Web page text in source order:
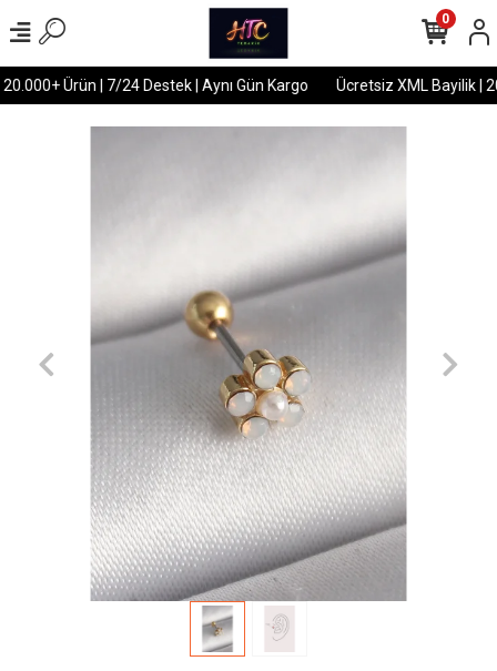
Ürün | 7/24 Destek | Aynı Gün Kargo Ücretsiz XML Bayilik |
0